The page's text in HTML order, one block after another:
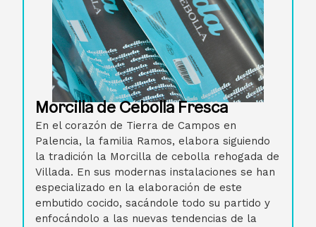
Morcilla de Cebolla Fresca
En el corazón de Tierra de Campos en
Palencia, la familia Ramos, elabora siguiendo
la tradición la Morcilla de cebolla rehogada de
Villada. En sus modernas instalaciones se han
especializado en la elaboración de este
embutido cocido, sacándole todo su partido y
enfocándolo a las nuevas tendencias de la